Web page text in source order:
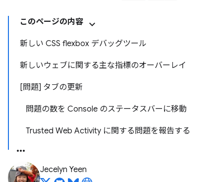
このページの内容
新しい CSS flexbox デバッグツール
新しいウェブに関する主な指標のオーバーレイ
[問題] タブの更新
問題の数を Console のステータスバーに移動
Trusted Web Activity に関する問題を報告する
Jecelyn Yeen